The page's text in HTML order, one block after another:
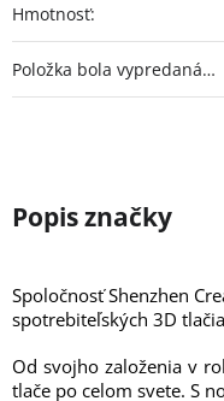
Hmotnosť:
Položka bola vypredaná…
Spoločnosť Shenzhen
spotrebiteľských 3D
Od svojho založenia v
tlače po celom svete. S